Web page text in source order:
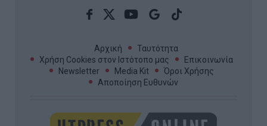
Αρχική
Ταυτότητα
Χρήση Cookies στον Ιστότοπο μας
Επικοινωνία
Newsletter
Media Kit
Όροι Χρήσης
Αποποίηση Ευθυνών